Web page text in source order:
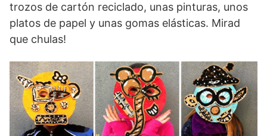
trozos de cartón reciclado, unas pinturas, unos
platos de papel y unas gomas elásticas. Mirad
que chulas!